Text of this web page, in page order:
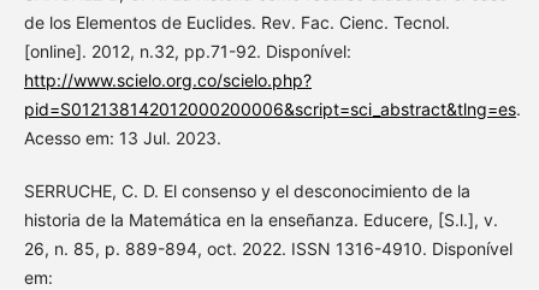
de los Elementos de Euclides. Rev. Fac. Cienc. Tecnol.
[online]. 2012, n.32, pp.71-92. Disponível:
http://www.scielo.org.co/scielo.php?
pid=S012138142012000200006&script=sci_abstract&tlng=es.
Acesso em: 13 Jul. 2023.
SERRUCHE, C. D. El consenso y el desconocimiento de la
historia de la Matemática en la enseñanza. Educere, [S.l.], v.
26, n. 85, p. 889-894, oct. 2022. ISSN 1316-4910. Disponível
em: